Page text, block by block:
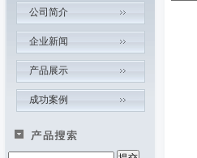
公司简介
企业新闻
产品展示
成功案例